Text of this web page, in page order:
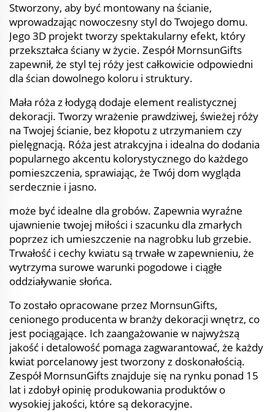
Stworzony, aby być montowany na ścianie,
wprowadzając nowoczesny styl do Twojego domu.
Jego 3D projekt tworzy spektakularny efekt, który
przekształca ściany w życie. Zespół MornsunGifts
zapewnił, że styl tej róży jest całkowicie odpowiedni
dla ścian dowolnego koloru i struktury.
Mała róża z łodygą dodaje element realistycznej
dekoracji. Tworzy wrażenie prawdziwej, świeżej róży
na Twojej ścianie, bez kłopotu z utrzymaniem czy
pielęgnacją. Róża jest atrakcyjna i idealna do dodania
popularnego akcentu kolorystycznego do każdego
pomieszczenia, sprawiając, że Twój dom wygląda
serdecznie i jasno.
może być idealne dla grobów. Zapewnia wyraźne
ujawnienie twojej miłości i szacunku dla zmarłych
poprzez ich umieszczenie na nagrobku lub grzebie.
Trwałość i cechy kwiatu są trwałe w zapewnieniu, że
wytrzyma surowe warunki pogodowe i ciągłe
oddziaływanie słońca.
To zostało opracowane przez MornsunGifts,
cenionego producenta w branży dekoracji wnętrz, co
jest pociągające. Ich zaangażowanie w najwyższą
jakość i detalowość pomaga zagwarantować, że każdy
kwiat porcelanowy jest tworzony z doskonałością.
Zespół MornsunGifts znajduje się na rynku ponad 15
lat i zdobył opinię produkowania produktów o
wysokiej jakości, które są dekoracyjne.